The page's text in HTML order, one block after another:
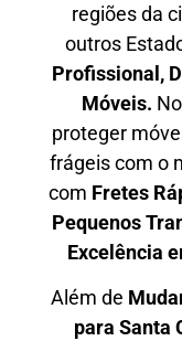
regiões da
outros
Profissional , D
Móveis.
proteger
frágeis com o
com Fretes
Pequenos
Excelência
Além de
para Santa